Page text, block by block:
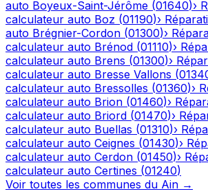
auto Boyeux-Saint-Jérôme (01640)›
calculateur auto Boz (01190)›
auto Brégnier-Cordon (01300)›
calculateur auto Brénod (01110)›
calculateur auto Brens (01300)›
calculateur auto Bresse Vallons (
calculateur auto Bressolles (01360)›
calculateur auto Brion (01460)›
calculateur auto Briord (01470)›
calculateur auto Buellas (01310)›
calculateur auto Ceignes (01430)›
calculateur auto Cerdon (01450)›
calculateur auto Certines (01240)
Voir toutes les communes du Ain →